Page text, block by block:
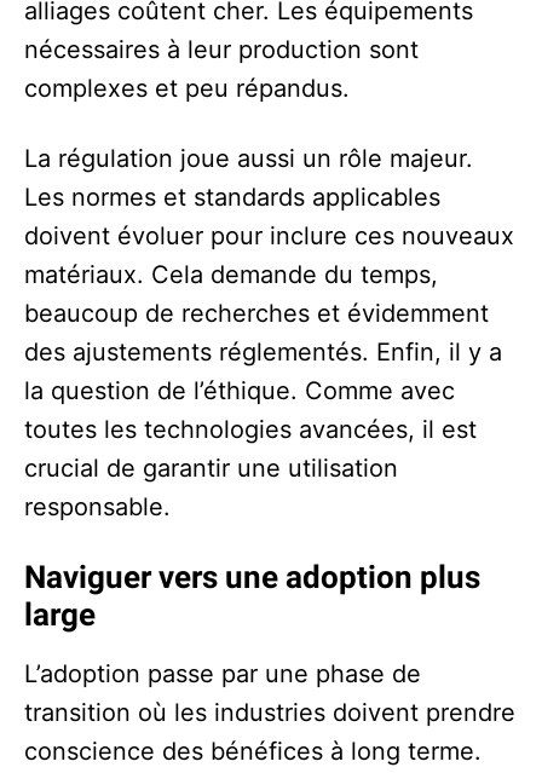
alliages coûtent cher. Les équipements
nécessaires à leur production sont
complexes et peu répandus.
La régulation joue aussi un rôle majeur.
Les normes et standards applicables
doivent évoluer pour inclure ces nouveaux
matériaux. Cela demande du temps,
beaucoup de recherches et évidemment
des ajustements réglementés. Enfin, il y a
la question de l’éthique. Comme avec
toutes les technologies avancées, il est
crucial de garantir une utilisation
responsable.
Naviguer vers une adoption plus
large
L’adoption passe par une phase de
transition où les industries doivent prendre
conscience des bénéfices à long terme.